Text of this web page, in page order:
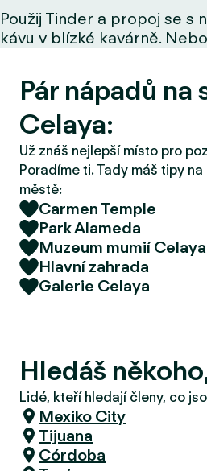
a
T
d
e
Použij Tinder a propoj se s
kávu v blízké kavárně.
Pár nápadů na
Celaya:
Už znáš nejlepší místo pro
Poradíme ti. Tady máš tipy
městě:
Carmen Temple
Park Alameda
Muzeum mumií Celaya
Hlavní zahrada
Galerie Celaya
Hledáš
Lidé, kteří hledají členy, co
Mexiko City
Tijuana
Córdoba